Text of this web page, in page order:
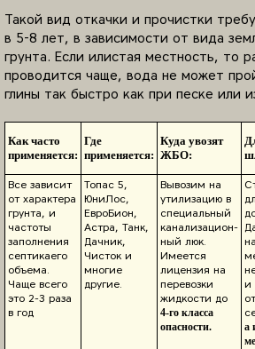
Такой вид откачки и прочистки
в 5-8 лет, в зависимости от вида
грунта. Если илистая местность, то
проводится чаще, вода не может
глины так быстро как при песке или
Как часто
применяется:
Где
применяется:
Куда увозят
ЖБО:
Все зависит
от характера
грунта, и
частоты
заполнения
септикаего
объема.
Чаще всего
это 2-3 раза
в год
Топас 5,
ЮниЛос,
ЕвроБион,
Астра, Танк,
Дачник,
Чисток и
многие
другие.
Вывозим на
утилизацию в
специальный
канализацион-
ный люк.
Имеется
лицензия на
перевозки
жидкости до
4-го класса
опасности.
и
а